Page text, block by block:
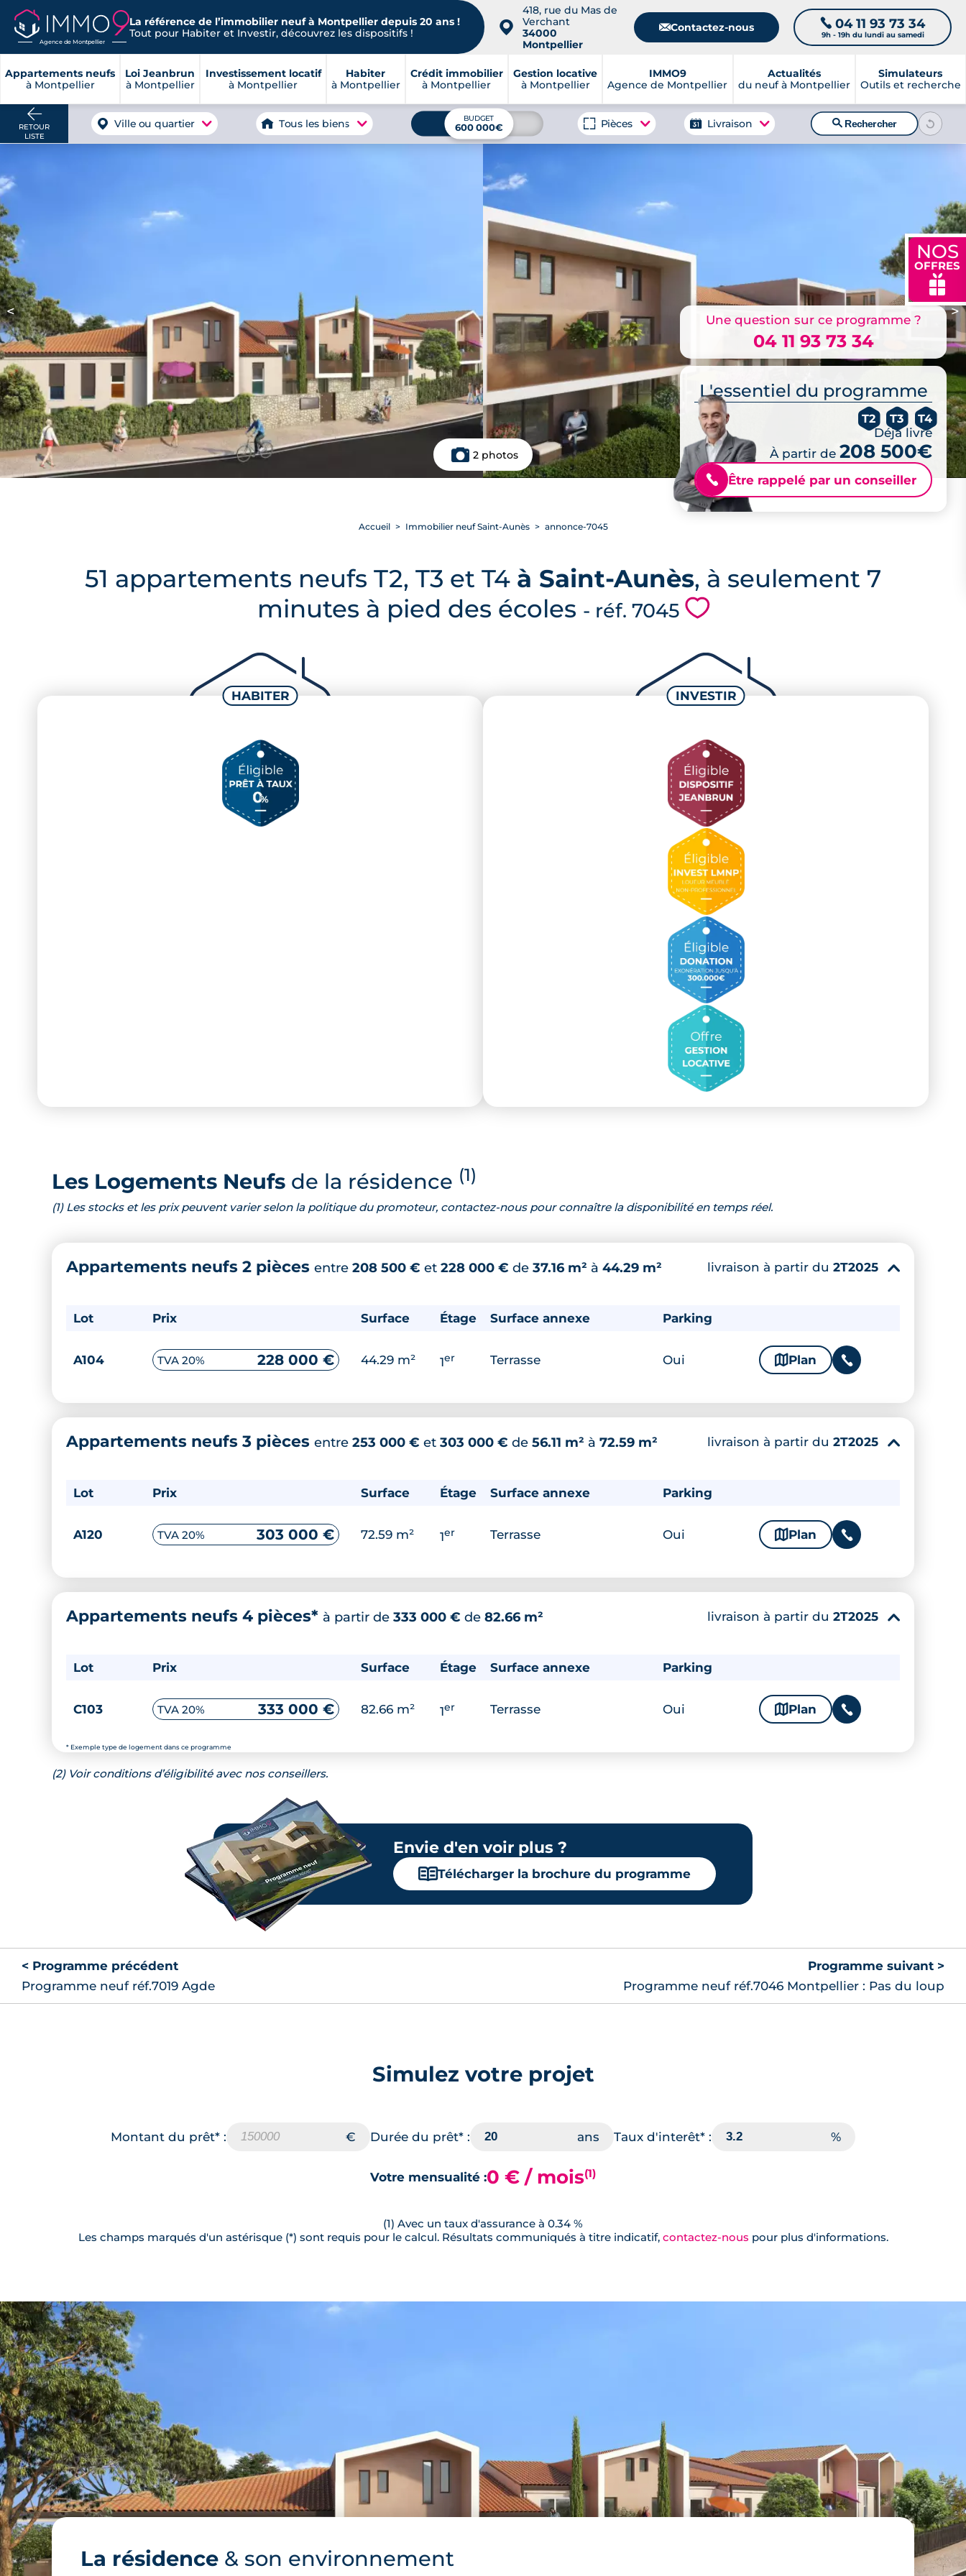
Agence de Montpellier
La référence de l’immobilier neuf à Montpellier depuis 20 ans !
Tout pour Habiter et Investir, découvrez les dispositifs !
📍
418, rue du Mas de
Verchant
34000
Montpellier
📧Contactez-nous 📞 04 11 93 73 34
9h - 19h du lundi au samedi
Appartements neufs
à Montpellier
Loi Jeanbrun
à Montpellier
Investissement locatif
à Montpellier
Habiter
à Montpellier
Crédit immobilier
à Montpellier
Gestion locative
à Montpellier
IMMO9
Agence de Montpellier
Actualités
du neuf à Montpellier
Simulateurs
Outils et recherche
NOS
OFFRES
🎁
RETOUR
LISTE
Ville ou quartier Tous les biens BUDGET
600 000€ Pièces Livraison 🔍Rechercher
< >
2 photos
Une question sur ce programme ?
04 11 93 73 34
L'essentiel du programme
T2 T3 T4
Déjà livré
À partir de 208 500€
📞 Être rappelé par un conseiller
Accueil Immobilier neuf Saint-Aunès annonce-7045
51 appartements neufs T2, T3 et T4 à Saint-Aunès, à seulement 7
minutes à pied des écoles - réf. 7045 💗
Les Logements Neufs de la résidence (1)
(1) Les stocks et les prix peuvent varier selon la politique du promoteur, contactez-nous pour connaître la disponibilité en temps réel.
Appartements neufs 2 pièces entre 208 500 € et 228 000 € de 37.16 m² à 44.29 m² livraison à partir du 2T2025 ▾
Lot Prix Surface Étage Surface annexe Parking
A104 TVA 20% 228 000 € 44.29 m² 1er Terrasse Oui 🗞 Plan 📞
Appartements neufs 3 pièces entre 253 000 € et 303 000 € de 56.11 m² à 72.59 m² livraison à partir du 2T2025 ▾
Lot Prix Surface Étage Surface annexe Parking
A120 TVA 20% 303 000 € 72.59 m² 1er Terrasse Oui 🗞 Plan 📞
Appartements neufs 4 pièces* à partir de 333 000 € de 82.66 m²
* Exemple type de logement dans ce programme
livraison à partir du 2T2025 ▾
Lot Prix Surface Étage Surface annexe Parking
C103 TVA 20% 333 000 € 82.66 m² 1er Terrasse Oui 🗞 Plan 📞
(2) Voir conditions d’éligibilité avec nos conseillers.
Envie d'en voir plus ?
📖Télécharger la brochure du programme
< Programme précédent
Programme neuf réf.7019 Agde
Programme suivant >
Programme neuf réf.7046 Montpellier : Pas du loup
Simulez votre projet
Montant du prêt* : Durée du prêt* : Taux d'interêt* :
Votre mensualité :0 € / mois(1)
(1) Avec un taux d'assurance à 0.34 %
Les champs marqués d'un astérisque (*) sont requis pour le calcul. Résultats communiqués à titre indicatif, contactez-nous pour plus d'informations.
La résidence & son environnement